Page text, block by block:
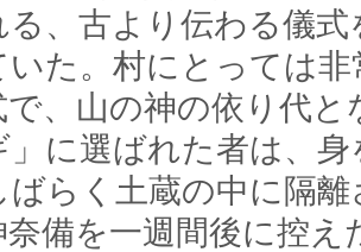
、古より伝わる儀式
いた。村にとっては非
、山の神の依り代と
」に選ばれた者は、
ばらく土蔵の中に隔
奈備を一週間後に控